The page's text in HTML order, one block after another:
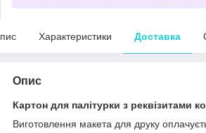
Характеристики Доставка
Опис
Картон для палітурки з реквізитами
Виготовлення макета для друку